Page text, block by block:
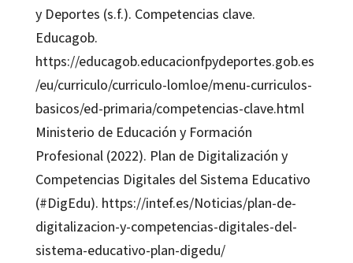
y Deportes (s.f.). Competencias clave.
Educagob.
https://educagob.educacionfpydeportes.gob.es
/eu/curriculo/curriculo-lomloe/menu-curriculos-
basicos/ed-primaria/competencias-clave.html
Ministerio de Educación y Formación
Profesional (2022). Plan de Digitalización y
Competencias Digitales del Sistema Educativo
(#DigEdu). https://intef.es/Noticias/plan-de-
digitalizacion-y-competencias-digitales-del-
sistema-educativo-plan-digedu/